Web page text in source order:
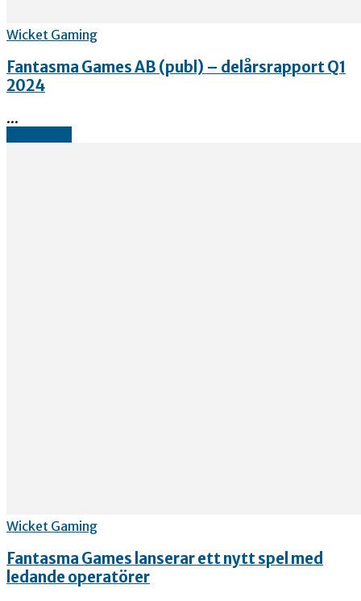
Wicket Gaming
Fantasma Games AB (publ) – delårsrapport Q1
2024
...
Wicket Gaming
Fantasma Games lanserar ett nytt spel med
ledande operatörer